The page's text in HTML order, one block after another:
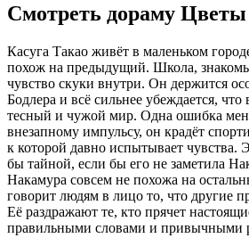
Смотреть дораму Цветы
Касуга Такао живёт в маленьком
похож на предыдущий. Школа,
чувство скуки внутри. Он держится
Бодлера и всё сильнее убеждается,
тесный и чужой мир. Одна ошибка
внезапному импульсу, он крадёт
к которой давно испытывает чувства.
бы тайной, если бы его не заметила
Накамура совсем не похожа на
говорит людям в лицо то, что другие
Её раздражают те, кто прячет
правильными словами и привычными